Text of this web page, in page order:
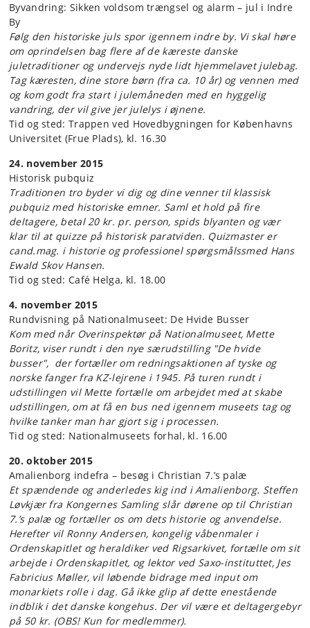
Byvandring: Sikken voldsom trængsel og alarm – jul i Indre
By
Følg den historiske juls spor igennem indre by. Vi skal høre
om oprindelsen bag flere af de kæreste danske
juletraditioner og undervejs nyde lidt hjemmelavet julebag.
Tag kæresten, dine store børn (fra ca. 10 år) og vennen med
og kom godt fra start i julemåneden med en hyggelig
vandring, der vil give jer julelys i øjnene.
Tid og sted: Trappen ved Hovedbygningen for Københavns
Universitet (Frue Plads), kl. 16.30
24. november 2015
Historisk pubquiz
Traditionen tro byder vi dig og dine venner til klassisk
pubquiz med historiske emner. Saml et hold på fire
deltagere, betal 20 kr. pr. person, spids blyanten og vær
klar til at quizze på historisk paratviden. Quizmaster er
cand.mag. i historie og professionel spørgsmålssmed Hans
Ewald Skov Hansen.
Tid og sted: Café Helga, kl. 18.00
4. november 2015
Rundvisning på Nationalmuseet: De Hvide Busser
Kom med når Overinspektør på Nationalmuseet, Mette
Boritz, viser rundt i den nye særudstilling "De hvide
busser", der fortæller om redningsaktionen af tyske og
norske fanger fra KZ-lejrene i 1945. På turen rundt i
udstillingen vil Mette fortælle om arbejdet med at skabe
udstillingen, om at få en bus ned igennem museets tag og
hvilke tanker man har gjort sig i processen.
Tid og sted: Nationalmuseets forhal, kl. 16.00
20. oktober 2015
Amalienborg indefra – besøg i Christian 7.’s palæ
Et spændende og anderledes kig ind i Amalienborg. Steffen
Løvkjær fra Kongernes Samling slår dørene op til Christian
7.’s palæ og fortæller os om dets historie og anvendelse.
Herefter vil Ronny Andersen, kongelig våbenmaler i
Ordenskapitlet og heraldiker ved Rigsarkivet, fortælle om sit
arbejde i Ordenskapitlet, og lektor ved Saxo-instituttet, Jes
Fabricius Møller, vil løbende bidrage med input om
monarkiets rolle i dag. Gå ikke glip af dette enestående
indblik i det danske kongehus. Der vil være et deltagergebyr
på 50 kr. (OBS! Kun for medlemmer).